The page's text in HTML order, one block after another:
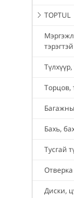
TOPTUL
Торцов,
Бахь,
Тусгай
Отверка
Диски,